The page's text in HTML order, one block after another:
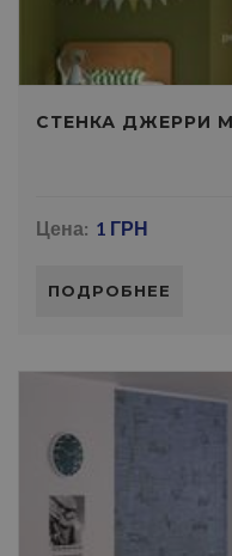
СТЕНКА ДЖЕРРИ
Цена: 1 ГРН
ПОДРОБНЕЕ